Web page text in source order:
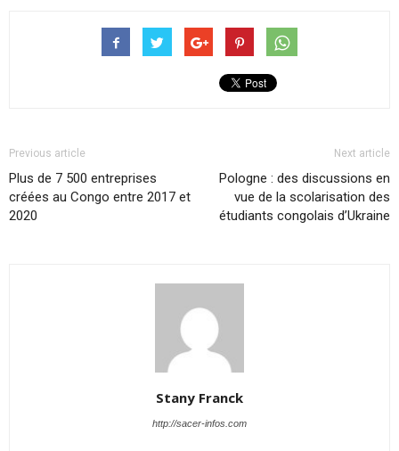
Previous article
Plus de 7 500 entreprises
créées au Congo entre 2017 et
2020
Next article
Pologne : des discussions en
vue de la scolarisation des
étudiants congolais d’Ukraine
Stany Franck
http://sacer-infos.com